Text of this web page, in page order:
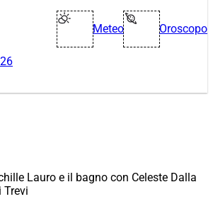
Meteo Oroscopo
Lauro e il bagno con Celeste Dalla
Trevi